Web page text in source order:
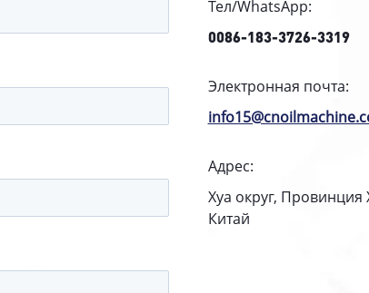
Тел/WhatsApp:
0086-183-3726-3319
Электронная почта:
Адрес:
Хуа округ, Провинция
Китай